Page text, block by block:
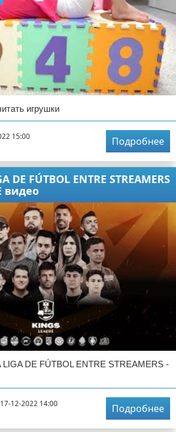
игрушки
15:00
Подробнее
DE FÚTBOL ENTRE STREAMERS
видео
DE FÚTBOL ENTRE STREAMERS -
17-12-2022 14:00
Подробнее